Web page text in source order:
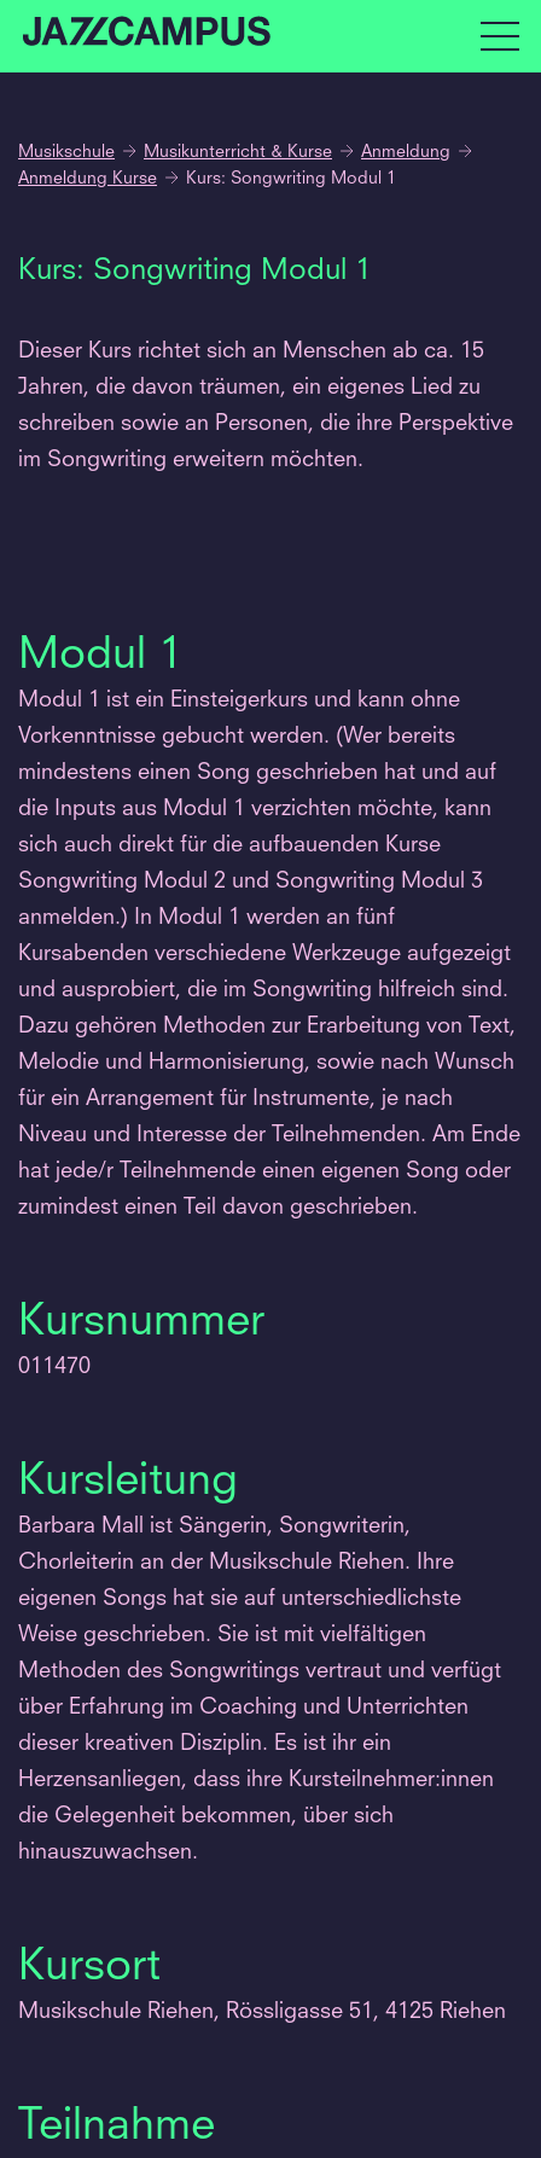
Musikschule Musikunterricht & Kurse
Anmeldung
Anmeldung Kurse
Kurs: Songwriting Modul 1
Kurs: Songwriting Modul 1
Dieser Kurs richtet sich an Menschen ab ca. 15
Jahren, die davon träumen, ein eigenes Lied zu
schreiben sowie an Personen, die ihre Perspektive
im Songwriting erweitern möchten.
Modul 1
Modul 1 ist ein Einsteigerkurs und kann ohne
Vorkenntnisse gebucht werden. (Wer bereits
mindestens einen Song geschrieben hat und auf
die Inputs aus Modul 1 verzichten möchte, kann
sich auch direkt für die aufbauenden Kurse
Songwriting Modul 2 und Songwriting Modul 3
anmelden.) In Modul 1 werden an fünf
Kursabenden verschiedene Werkzeuge aufgezeigt
und ausprobiert, die im Songwriting hilfreich sind.
Dazu gehören Methoden zur Erarbeitung von Text,
Melodie und Harmonisierung, sowie nach Wunsch
für ein Arrangement für Instrumente, je nach
Niveau und Interesse der Teilnehmenden. Am Ende
hat jede/r Teilnehmende einen eigenen Song oder
zumindest einen Teil davon geschrieben.
Kursnummer
011470
Kursleitung
Barbara Mall ist Sängerin, Songwriterin,
Chorleiterin an der Musikschule Riehen. Ihre
eigenen Songs hat sie auf unterschiedlichste
Weise geschrieben. Sie ist mit vielfältigen
Methoden des Songwritings vertraut und verfügt
über Erfahrung im Coaching und Unterrichten
dieser kreativen Disziplin. Es ist ihr ein
Herzensanliegen, dass ihre Kursteilnehmer:innen
die Gelegenheit bekommen, über sich
hinauszuwachsen.
Kursort
Musikschule Riehen, Rössligasse 51, 4125 Riehen
Teilnahme